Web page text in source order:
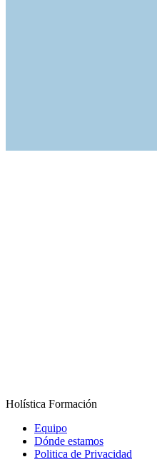
Holística Formación
Equipo
Dónde estamos
Politica de Privacidad